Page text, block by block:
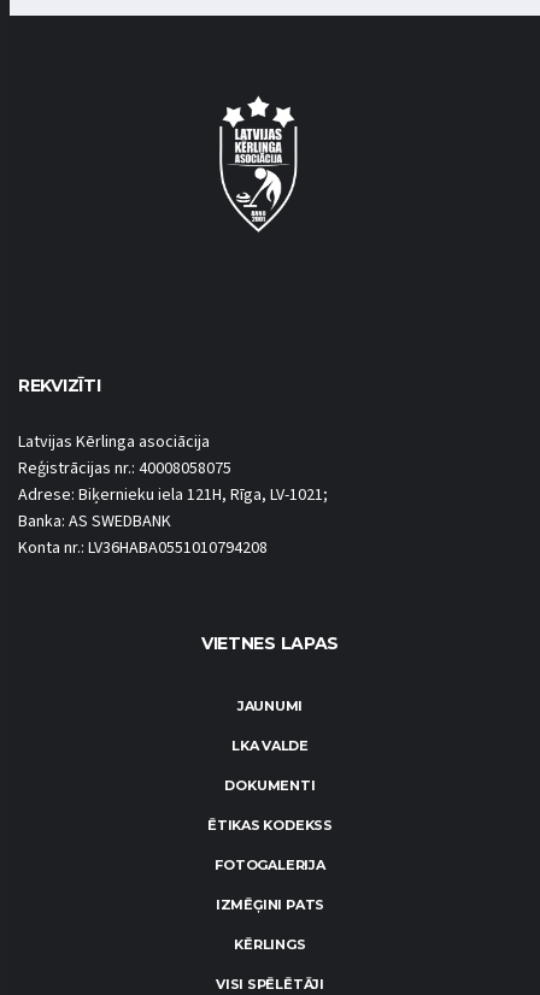
REKVIZĪTI
Latvijas Kērlinga asociācija
Reģistrācijas nr.: 40008058075
Adrese: Biķernieku iela 121H, Rīga, LV-1021;
Banka: AS SWEDBANK
Konta nr.: LV36HABA0551010794208
VIETNES LAPAS
JAUNUMI
LKA VALDE
DOKUMENTI
ĒTIKAS KODEKSS
FOTOGALERIJA
IZMĒĢINI PATS
KĒRLINGS
VISI SPĒLĒTĀJI